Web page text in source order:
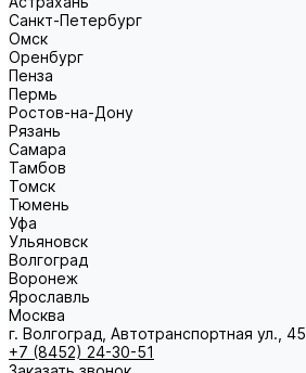
Санкт-Петербург
Омск
Оренбург
Пенза
Пермь
Ростов-на-Дону
Рязань
Самара
Тамбов
Томск
Тюмень
Уфа
Ульяновск
Волгоград
Воронеж
Ярославль
Москва
г. Волгоград, Автотранспортная ул., 45
+7 (8452) 24-30-51